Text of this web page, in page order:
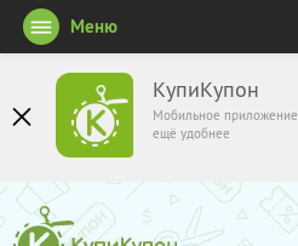
КупиКупон
Мобильное приложение
ещё удобнее
Меню